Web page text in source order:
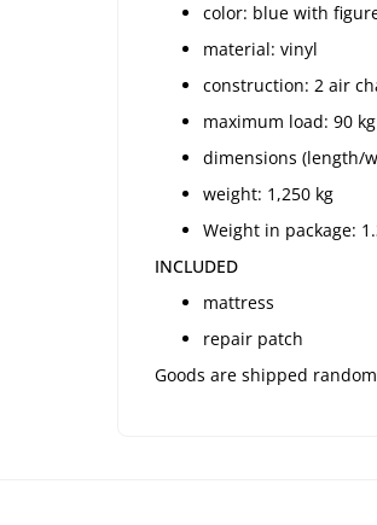
color: blue with
material: vinyl
construction: 2 air
maximum load: 90 kg
dimensions (length/
weight: 1,250 kg
Weight in package:
INCLUDED
mattress
repair patch
Goods are shipped